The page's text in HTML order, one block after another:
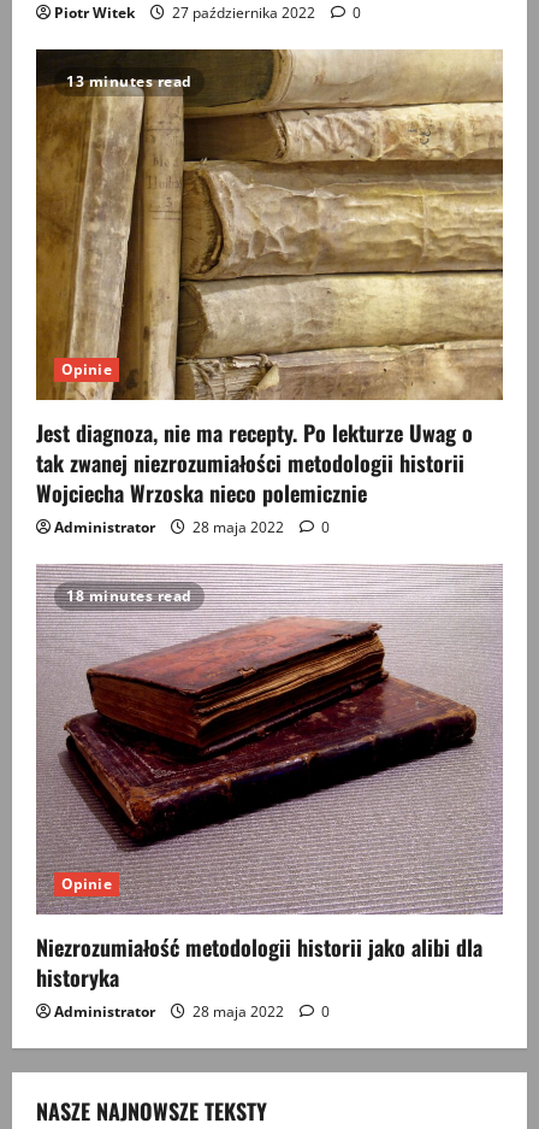
Piotr Witek 27 października 2022 0
13 minutes read
Opinie
Jest diagnoza, nie ma recepty. Po lekturze Uwag o
tak zwanej niezrozumiałości metodologii historii
Wojciecha Wrzoska nieco polemicznie
Administrator 28 maja 2022 0
18 minutes read
Opinie
Niezrozumiałość metodologii historii jako alibi dla
historyka
Administrator 28 maja 2022 0
NASZE NAJNOWSZE TEKSTY